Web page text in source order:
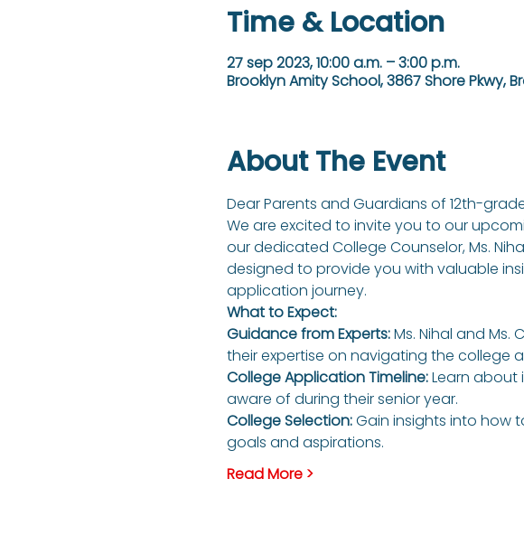
Time & Location
27 sep 2023, 10:00 a.m. – 3:00 p.m.
Brooklyn Amity School, 3867 Shore Pkwy,
About The Event
Dear Parents and Guardians of 12th-
We are excited to invite you to our
our dedicated College Counselor, Ms.
designed to provide you with valuable
application journey.
What to Expect:
Guidance from Experts: Ms. Nihal and Ms.
their expertise on navigating the college
College Application Timeline: Learn about
aware of during their senior year.
College Selection: Gain insights into how
goals and aspirations.
Read More >